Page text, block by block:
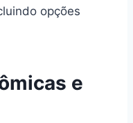
opções
e